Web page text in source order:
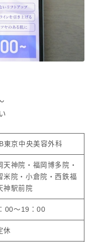
東京中央美容外科
天神院・福岡博多院・
米院・小倉院・西鉄福
神駅前院
00〜19：00
休